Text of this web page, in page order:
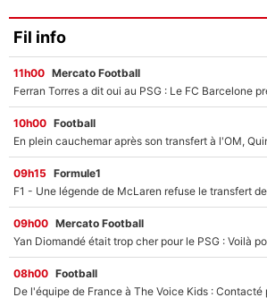
Fil info
11h00 Mercato Football
10h00 Football
09h15 Formule1
09h00 Mercato Football
08h00 Football